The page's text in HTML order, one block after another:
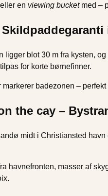
en viewing bucketmed –
ligger blot 30 m fra kysten,
for korte børnefinner.
badezonen –
the cay –
midt i Christiansted
havnefronten, masser af